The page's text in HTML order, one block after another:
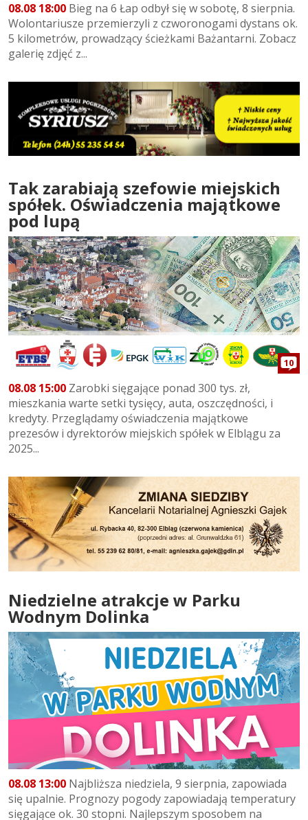
08.08 18:00 Bieg na 6 Łap odbył się w sobotę, 8 sierpnia.
Wolontariusze przemierzyli z czworonogami dystans ok.
5 kilometrów, prowadzący ścieżkami Bażantarni. Zobacz
galerię zdjęć z...
Tak zarabiają szefowie miejskich
spółek. Oświadczenia majątkowe
pod lupą
10
08.08 15:00 Zarobki sięgające ponad 300 tys. zł,
mieszkania warte setki tysięcy, auta, oszczędności, i
kredyty. Przeglądamy oświadczenia majątkowe
prezesów i dyrektorów miejskich spółek w Elblągu za
2025...
Niedzielne atrakcje w Parku
Wodnym Dolinka
08.08 13:00 Najbliższa niedziela, 9 sierpnia, zapowiada
się upalnie. Prognozy pogody zapowiadają temperatury
sięgające ok. 30 stopni. Najlepszym sposobem na